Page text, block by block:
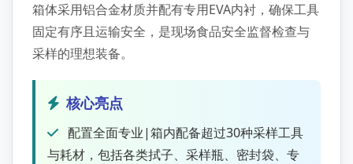
箱体采用铝合金材质并配有专用EVA内衬，确保工具
固定有序且运输安全，是现场食品安全监督检查与
采样的理想装备。
核心亮点
配置全面专业|箱内配备超过30种采样工具
与耗材，包括各类拭子、采样瓶、密封袋、专